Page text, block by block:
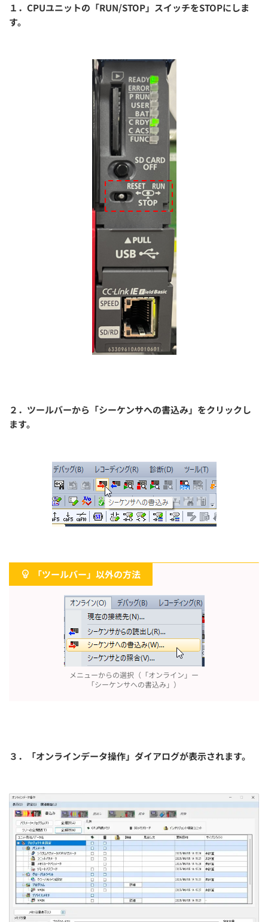
１．CPUユニットの「RUN/STOP」スイッチをSTOPにしま
す。
２．ツールバーから「シーケンサへの書込み」をクリックし
ます。
「ツールバー」以外の方法
メニューからの選択（「オンライン」ー
「シーケンサへの書込み」）
３．「オンラインデータ操作」ダイアログが表示されます。